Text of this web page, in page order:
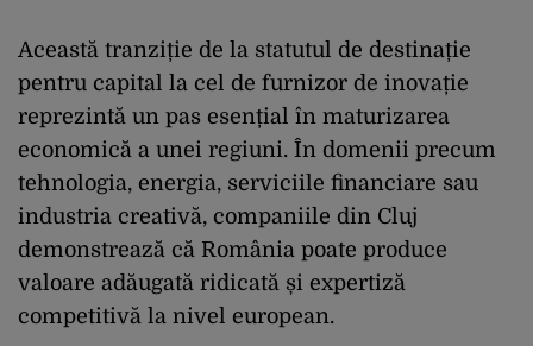
Această tranziție de la statutul de destinație
pentru capital la cel de furnizor de inovație
reprezintă un pas esențial în maturizarea
economică a unei regiuni. În domenii precum
tehnologia, energia, serviciile financiare sau
industria creativă, companiile din Cluj
demonstrează că România poate produce
valoare adăugată ridicată și expertiză
competitivă la nivel european.